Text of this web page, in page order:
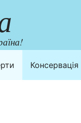
Консервація